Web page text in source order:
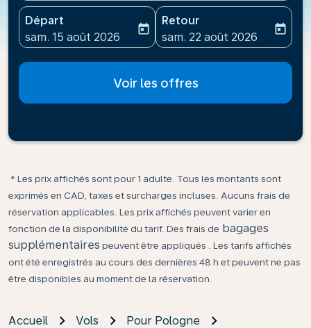
Départ
fc-booking-departure-date-aria-label
sam. 15 août 2026
today
Retour
fc-booking-return-date-
sam. 22 août 2026
today
Voir les offres
* Les prix affichés sont pour 1 adulte. Tous les montants sont
exprimés en CAD, taxes et surcharges incluses. Aucuns frais de
réservation applicables. Les prix affichés peuvent varier en
fonction de la disponibilité du tarif. Des frais de bagages
supplémentaires peuvent être appliqués . Les tarifs affichés
ont été enregistrés au cours des dernières 48 h et peuvent ne pas
être disponibles au moment de la réservation.
Accueil Vols
Pour Pologne